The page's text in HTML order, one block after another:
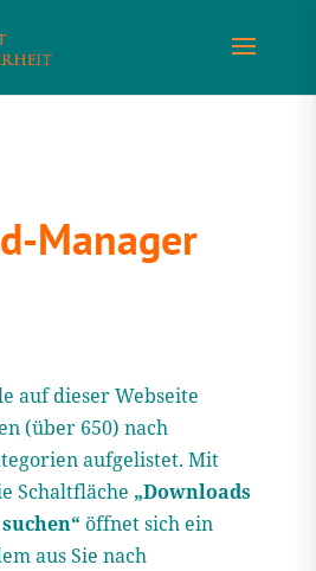
Manager
auf dieser Webseite
(über 650) nach
aufgelistet. Mit
Schaltfläche „Downloads
öffnet sich ein
aus Sie nach